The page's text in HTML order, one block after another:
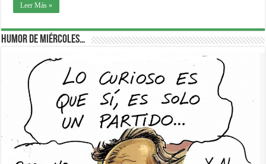
Leer Más »
Humor de Miércoles…